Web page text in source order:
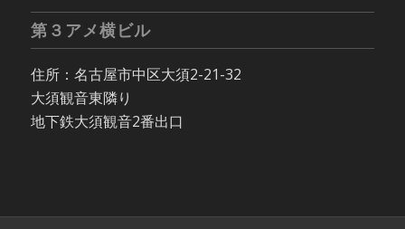
第３アメ横ビル
住所：名古屋市中区大須2-21-32
大須観音東隣り
地下鉄大須観音2番出口